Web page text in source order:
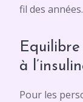
fil des années.
à
Pour les